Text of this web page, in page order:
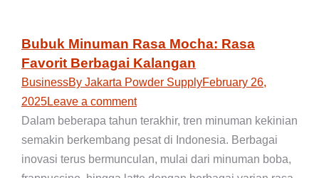
Bubuk Minuman Rasa Mocha: Rasa
Favorit Berbagai Kalangan
BusinessBy Jakarta Powder SupplyFebruary 26,
2025Leave a comment
Dalam beberapa tahun terakhir, tren minuman kekinian
semakin berkembang pesat di Indonesia. Berbagai
inovasi terus bermunculan, mulai dari minuman boba,